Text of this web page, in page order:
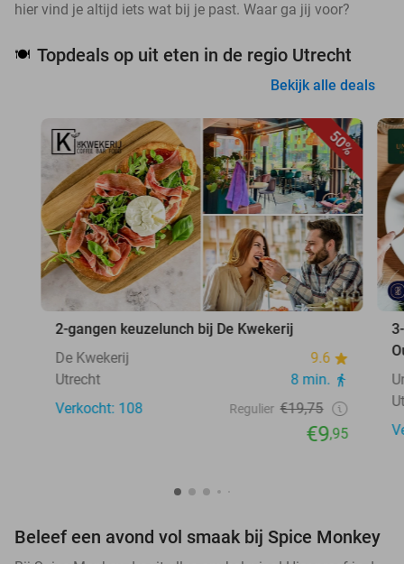
hier vind je altijd iets wat bij je past. Waar ga jij voor?
🍽️ Topdeals op uit eten in de regio Utrecht
Bekijk alle deals
50%
2-gangen keuzelunch bij De Kwekerij
De Kwekerij
9.6
Utrecht
8 min.
Verkocht: 108
Regulier €19,75
€9,95
Beleef een avond vol smaak bij Spice Monkey